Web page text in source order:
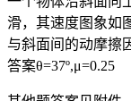
滑，其速度图象如
与斜面间的动摩擦
答案θ=37º,μ=0.25